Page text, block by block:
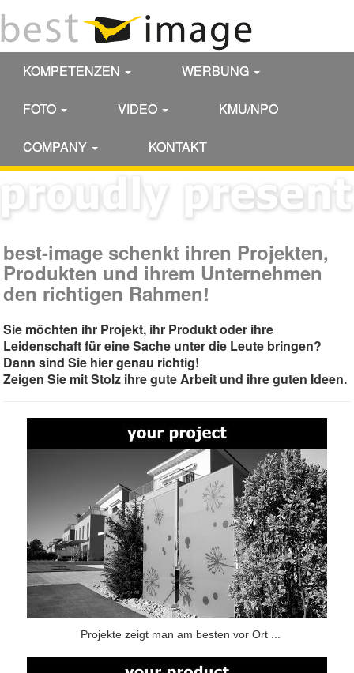
KOMPETENZEN WERBUNG
FOTO VIDEO KMU/NPO
COMPANY KONTAKT
best-image schenkt ihren Projekten,
Produkten und ihrem Unternehmen
den richtigen Rahmen!
Sie möchten ihr Projekt, ihr Produkt oder ihre
Leidenschaft für eine Sache unter die Leute bringen?
Dann sind Sie hier genau richtig!
Zeigen Sie mit Stolz ihre gute Arbeit und ihre guten Ideen.
Projekte zeigt man am besten vor Ort ...